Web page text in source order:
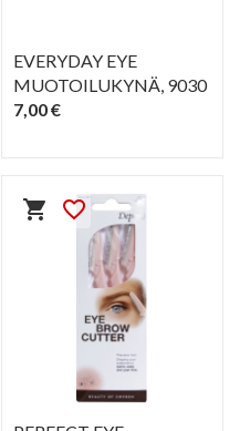
EVERYDAY EYE
MUOTOILUKYNÄ, 9030
7,00 €
shopping_cart favorite_border